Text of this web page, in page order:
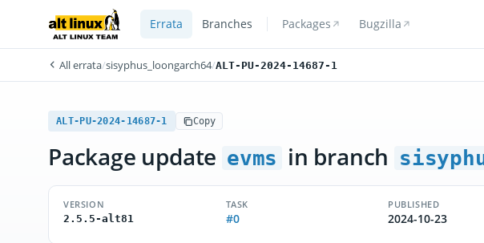
Errata Branches Packages Bugzilla
All errata/sisyphus_loongarch64/ALT-PU-2024-14687-1
ALT-PU-2024-14687-1 Copy
Package update evms in branch
VERSION
2.5.5-alt81
TASK
#0
PUBLISHED
2024-10-23